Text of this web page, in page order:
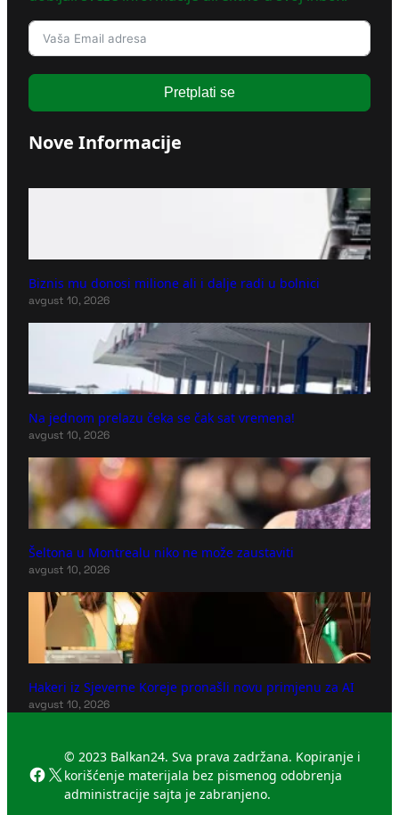
Pretplati se
Nove Informacije
Biznis mu donosi milione ali i dalje radi u bolnici
avgust 10, 2026
Na jednom prelazu čeka se čak sat vremena!
avgust 10, 2026
Šeltona u Montrealu niko ne može zaustaviti
avgust 10, 2026
Hakeri iz Sjeverne Koreje pronašli novu primjenu za AI
avgust 10, 2026
Facebook
X
© 2023 Balkan24. Sva prava zadržana. Kopiranje i
korišćenje materijala bez pismenog odobrenja
administracije sajta je zabranjeno.